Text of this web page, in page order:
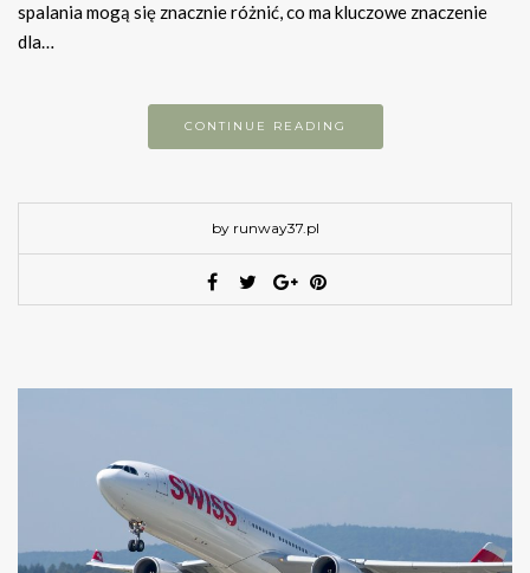
spalania mogą się znacznie różnić, co ma kluczowe znaczenie
dla…
CONTINUE READING
by runway37.pl